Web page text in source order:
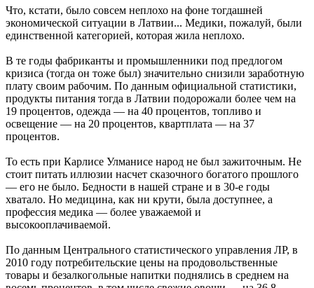
Что, кстати, было совсем неплохо на фоне тогдашней
экономической ситуации в Латвии... Медики, пожалуй, были
единственной категорией, которая жила неплохо.
В те годы фабриканты и промышленники под предлогом
кризиса (тогда он тоже был) значительно снизили заработную
плату своим рабочим. По данным официальной статистики,
продукты питания тогда в Латвии подорожали более чем на
19 процентов, одежда — на 40 процентов, топливо и
освещение — на 20 процентов, квартплата — на 37
процентов.
То есть при Карлисе Улманисе народ не был зажиточным. Не
стоит питать иллюзии насчет сказочного богатого прошлого
— его не было. Бедности в нашей стране и в 30-е годы
хватало. Но медицина, как ни крути, была доступнее, а
профессия медика — более уважаемой и
высокооплачиваемой.
По данным Центрального статистического управления ЛР, в
2010 году потребительские цены на продовольственные
товары и безалкогольные напитки поднялись в среднем на